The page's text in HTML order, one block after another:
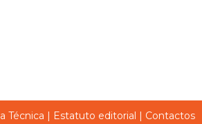
Técnica | Estatuto editorial | Contactos